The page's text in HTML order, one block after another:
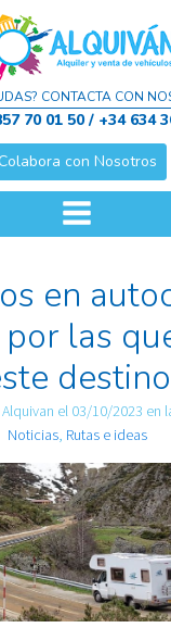
CONTACTA CON
70 01 50 / +34 634
con Nosotros
en
por las
destino
Alquivan el 03/10/2023 en
Noticias, Rutas e ideas